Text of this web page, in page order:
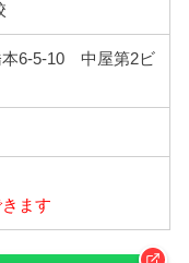
本6-5-10 中屋第2ビ
ます